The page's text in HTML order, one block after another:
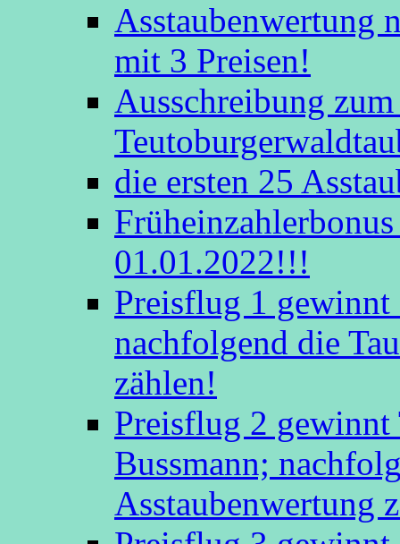
Asstaubenwertung
mit 3 Preisen!
Ausschreibung
die ersten 25
01.01.2022!!!
Preisflug 1 gewinnt
nachfolgend die
zählen!
Preisflug 2 gewinnt
Bussmann;
Asstaubenwertung